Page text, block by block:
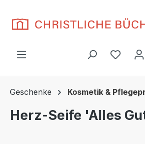
Du
Geschenke Kosmetik &
Herz-Seife 'Alles